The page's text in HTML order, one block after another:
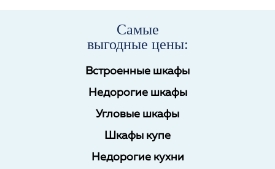
Самые
выгодные цены:
Встроенные шкафы
Недорогие шкафы
Угловые шкафы
Шкафы купе
Недорогие кухни